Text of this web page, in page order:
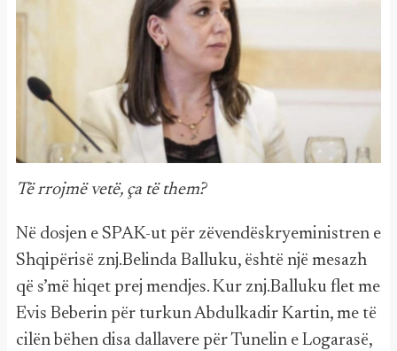
Të rrojmë vetë, ça të them?
Në dosjen e SPAK-ut për zëvendëskryeministren e
Shqipërisë znj.Belinda Balluku, është një mesazh
që s’më hiqet prej mendjes. Kur znj.Balluku flet me
Evis Beberin për turkun Abdulkadir Kartin, me të
cilën bëhen disa dallavere për Tunelin e Logarasë,